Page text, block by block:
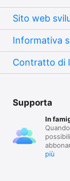
Sito web
Informativa
Contratto di
Supporta
In
più